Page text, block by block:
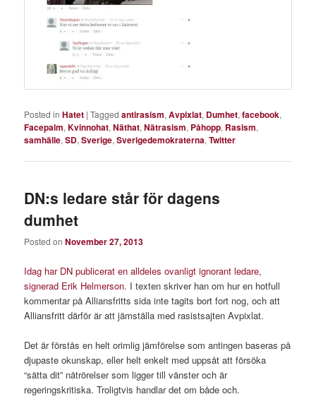
Posted in Hatet |Tagged antirasism,Avpixlat, Dumhet,facebook,
Facepalm,Kvinnohat,Näthat,Nätrasism, Påhopp, Rasism,
samhälle,SD,Sverige,Sverigedemokraterna,Twitter
DN:s ledare står för dagens
dumhet
Posted onNovember 27, 2013
Idag har DN publicerat en alldeles ovanligt ignorant ledare,
signerad Erik Helmerson. I texten skriver han om hur en hotfull
kommentar på Alliansfritts sida inte tagits bort fort nog, och att
Alliansfritt därför är att jämställa med rasistsajten Avpixlat.
Det är förstås en helt orimlig jämförelse som antingen baseras på
djupaste okunskap, eller helt enkelt med uppsåt att försöka
“sätta dit” nätrörelser som ligger till vänster och är
regeringskritiska. Troligtvis handlar det om både och.